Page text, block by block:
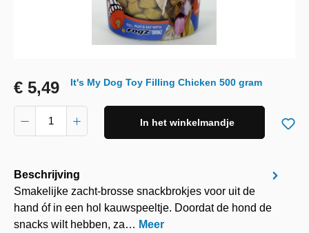
€ 5,49 It's My Dog Toy Filling Chicken 500 gram
In het winkelmandje
Beschrijving
Smakelijke zacht-brosse snackbrokjes voor uit de
hand óf in een hol kauwspeeltje. Doordat de hond de
snacks wilt hebben, za… Meer